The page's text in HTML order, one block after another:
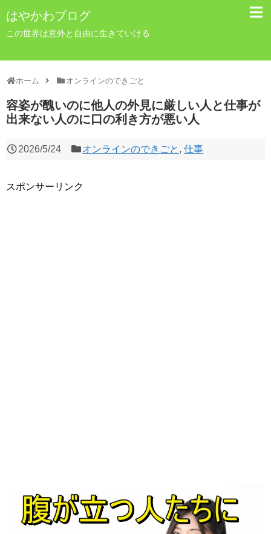
はやかわブログ
この世界は意外と自由に生きていける
ホーム オンラインのできごと
容姿が醜いのに他人の外見に厳しい人と仕事が
出来ない人のに口の利き方が悪い人
2026/5/24 オンラインのできごと ,仕事
スポンサーリンク